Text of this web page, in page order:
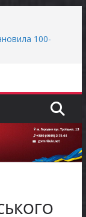
обов’язкову
міської
та
громаді